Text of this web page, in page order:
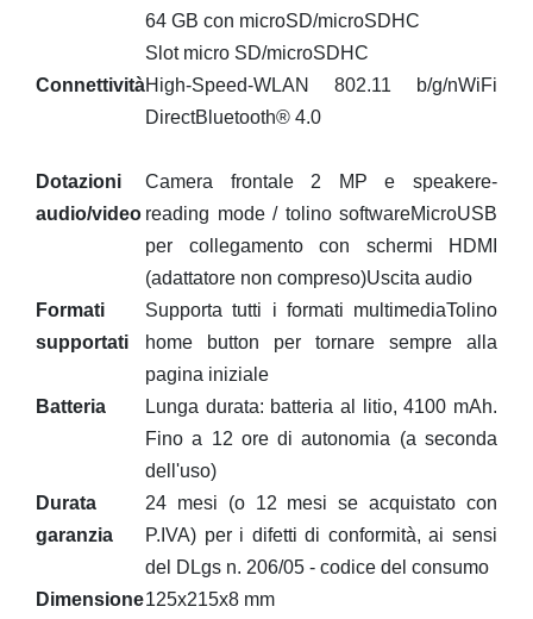
64 GB con microSD/microSDHC
Slot micro SD/microSDHC
ConnettivitàHigh-Speed-WLAN 802.11 b/g/nWiFi
DirectBluetooth® 4.0
Dotazioni
audio/video
Camera frontale 2 MP e speakere-
reading mode / tolino softwareMicroUSB
per collegamento con schermi HDMI
(adattatore non compreso)Uscita audio
Formati
supportati
Supporta tutti i formati multimediaTolino
home button per tornare sempre alla
pagina iniziale
Batteria
Lunga durata: batteria al litio, 4100 mAh.
Fino a 12 ore di autonomia (a seconda
dell'uso)
Durata
garanzia
24 mesi (o 12 mesi se acquistato con
P.IVA) per i difetti di conformità, ai sensi
del DLgs n. 206/05 - codice del consumo
Dimensione125x215x8 mm